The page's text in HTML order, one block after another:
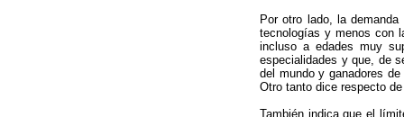
Por otro lado, la
tecnologías y menos con
incluso a edades muy
especialidades y que, de
del mundo y ganadores
Otro tanto dice respecto
También indica que el